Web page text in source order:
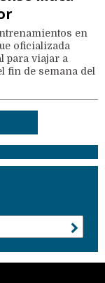
en
oficializada
para viajar a
fin de semana del